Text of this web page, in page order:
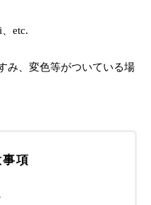
etc.
み、変色等がついている場
項